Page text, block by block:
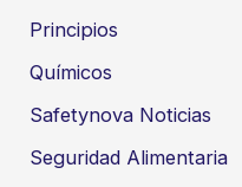
Principios
Químicos
Safetynova Noticias
Seguridad Alimentaria